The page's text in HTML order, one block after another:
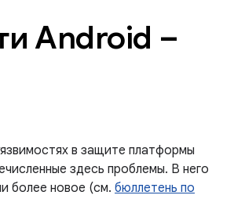
Android –
в защите платформы
здесь проблемы. В него
более новое (см. бюллетень по